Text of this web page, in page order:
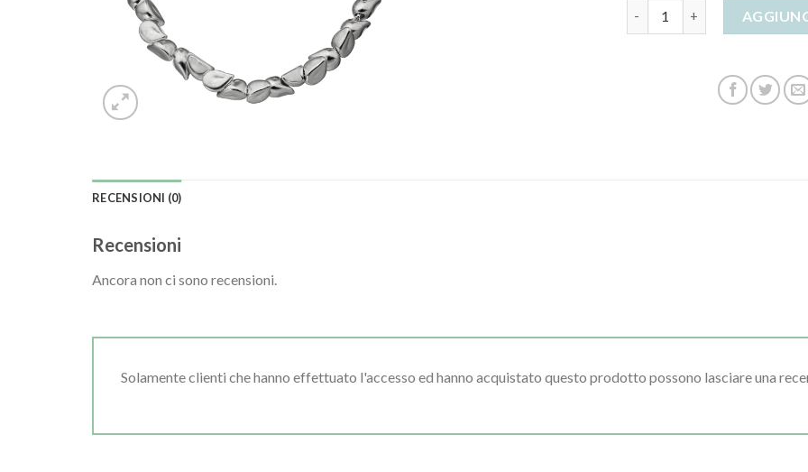
RECENSIONI (0)
Recensioni
Ancora non ci sono recensioni.
Solamente clienti che hanno effettuato l'accesso ed hanno acquistato questo prodotto possono lasciare una